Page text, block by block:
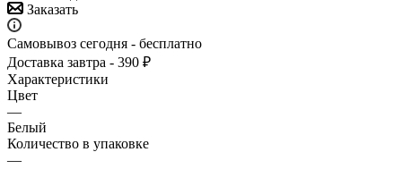
Заказать
Самовывоз сегодня - бесплатно
Доставка завтра - 390 ₽
Характеристики
Цвет
—
Белый
Количество в упаковке
—